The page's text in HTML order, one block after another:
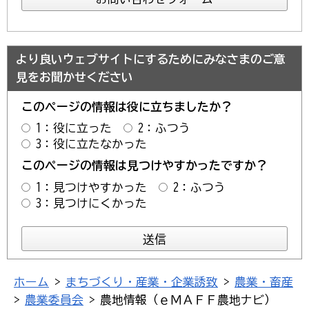
より良いウェブサイトにするためにみなさまのご意
見をお聞かせください
このページの情報は役に立ちましたか？
1：役に立った
2：ふつう
3：役に立たなかった
このページの情報は見つけやすかったですか？
1：見つけやすかった
2：ふつう
3：見つけにくかった
ホーム > まちづくり・産業・企業誘致 > 農業・畜産
> 農業委員会 > 農地情報（ｅＭＡＦＦ農地ナビ）